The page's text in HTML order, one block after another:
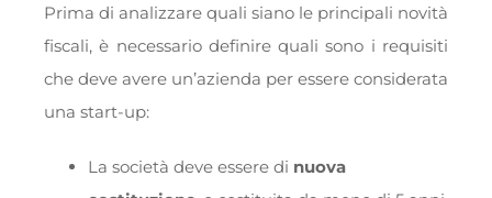
Prima di analizzare quali siano le principali novità
fiscali, è necessario definire quali sono i requisiti
che deve avere un’azienda per essere considerata
una start-up:
La società deve essere di nuova